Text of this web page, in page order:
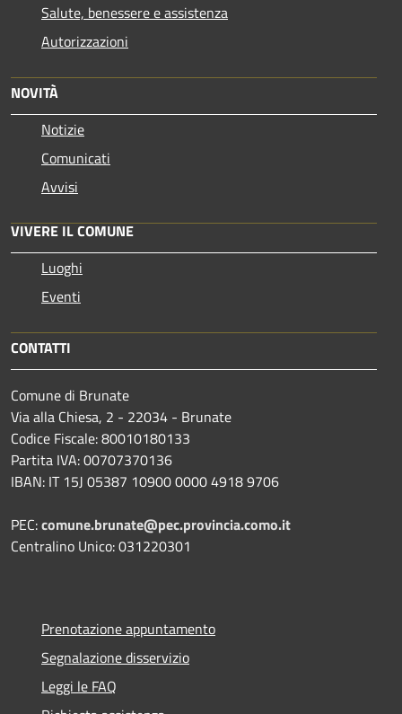
Salute, benessere e assistenza
Autorizzazioni
NOVITÀ
Notizie
Comunicati
Avvisi
VIVERE IL COMUNE
Luoghi
Eventi
CONTATTI
Comune di Brunate
Via alla Chiesa, 2 - 22034 - Brunate
Codice Fiscale: 80010180133
Partita IVA: 00707370136
IBAN: IT 15J 05387 10900 0000 4918 9706
PEC:comune.brunate@pec.provincia.como.it
Centralino Unico: 031220301
Prenotazione appuntamento
Segnalazione disservizio
Leggi le FAQ